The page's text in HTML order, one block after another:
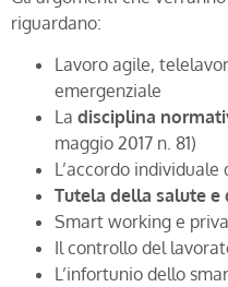
riguardano:
Lavoro agile,
emergenziale
La disciplina
maggio 2017 n. 81)
L’accordo individuale
Tutela della salute e
Smart working e
Il controllo del
L’infortunio dello